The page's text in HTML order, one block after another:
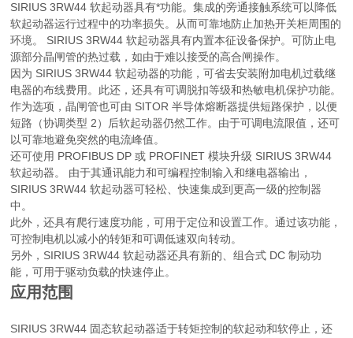
SIRIUS 3RW44 软起动器具有*功能。集成的旁通接触系统可以降低
软起动器运行过程中的功率损失。从而可靠地防止加热开关柜周围的
环境。 SIRIUS 3RW44 软起动器具有内置本征设备保护。可防止电
源部分晶闸管的热过载，如由于难以接受的高合闸操作。
因为 SIRIUS 3RW44 软起动器的功能，可省去安装附加电机过载继
电器的布线费用。此还，还具有可调脱扣等级和热敏电机保护功能。
作为选项，晶闸管也可由 SITOR 半导体熔断器提供短路保护，以便
短路（协调类型 2）后软起动器仍然工作。由于可调电流限值，还可
以可靠地避免突然的电流峰值。
还可使用 PROFIBUS DP 或 PROFINET 模块升级 SIRIUS 3RW44
软起动器。 由于其通讯能力和可编程控制输入和继电器输出，
SIRIUS 3RW44 软起动器可轻松、快速集成到更高一级的控制器
中。
此外，还具有爬行速度功能，可用于定位和设置工作。通过该功能，
可控制电机以减小的转矩和可调低速双向转动。
另外，SIRIUS 3RW44 软起动器还具有新的、组合式 DC 制动功
能，可用于驱动负载的快速停止。
应用范围
SIRIUS 3RW44 固态软起动器适于转矩控制的软起动和软停止，还